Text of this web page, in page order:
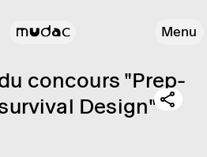
Menu
du concours "Prep­­
Design"